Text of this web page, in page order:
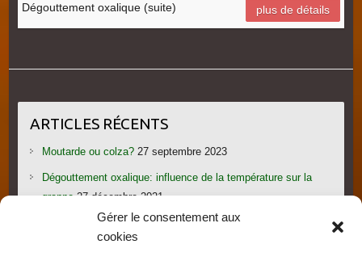
Gérer le consentement aux
cookies
Dégouttement oxalique (suite) plus de détails
ARTICLES RÉCENTS
Moutarde ou colza? 27 septembre 2023
Dégouttement oxalique: influence de la température sur la
grappe 27 décembre 2021
Le candi provoque l’essaimage: vraiment?